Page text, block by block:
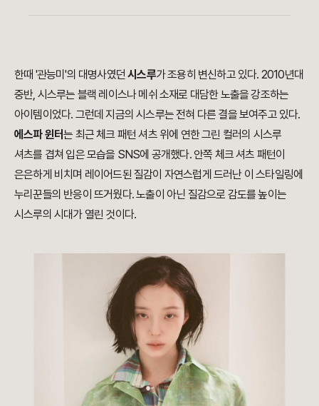
한때 '관능미'의 대명사였던시스루가 조용히 변신하고 있다. 2010년대
중반, 시스루는 블랙 레이스나 메쉬 소재로 대담한 노출을 강조하는
아이템이었다. 그런데 지금의 시스루는 전혀 다른 결을 보여주고 있다.
에스파 윈터는 최근 체크 패턴 셔츠 위에 연한 그린 컬러의 시스루
셔츠를 겹쳐 입은 모습을 SNS에 공개했다. 안쪽 체크 셔츠 패턴이
은은하게 비치며 레이어드된 질감이 자연스럽게 드러난 이 스타일링에
누리꾼들의 반응이 뜨거웠다. 노출이 아닌 질감으로 감도를 높이는
시스루의 시대가 열린 것이다.